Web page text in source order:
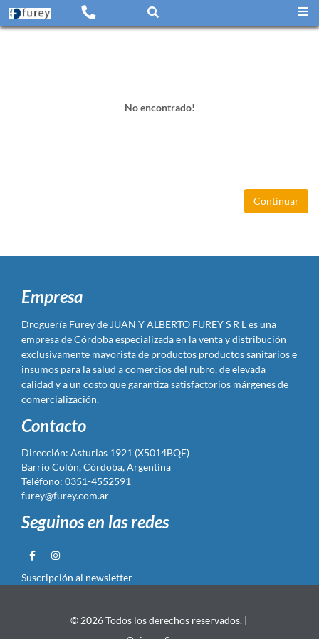
No encontrado!
Continuar
Empresa
Droguería Furey de JUAN Y ALBERTO FUREY S R L es una
empresa de Córdoba especializada en la venta y distribución
exclusivamente mayorista de productos productos sanitarios e
insumos para la salud a comercios del rubro, de elevada
calidad y a un costo que garantiza satisfactorios márgenes de
comercialización.
Contacto
Dirección: Asturias 1921 (X5014BQE)
Barrio Colón, Córdoba, Argentina
Teléfono: 0351-4552591
furey@furey.com.ar
Seguinos en las redes
Suscripción al newsletter
© 2026 Todos los derechos reservados. |